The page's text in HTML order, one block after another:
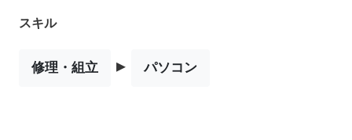
スキル
修理・組立 ▸ パソコン